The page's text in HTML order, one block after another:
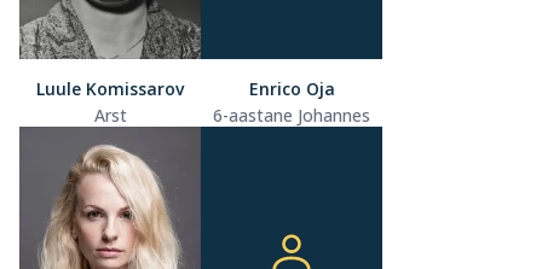
Luule Komissarov
Arst
Enrico Oja
6-aastane Johannes